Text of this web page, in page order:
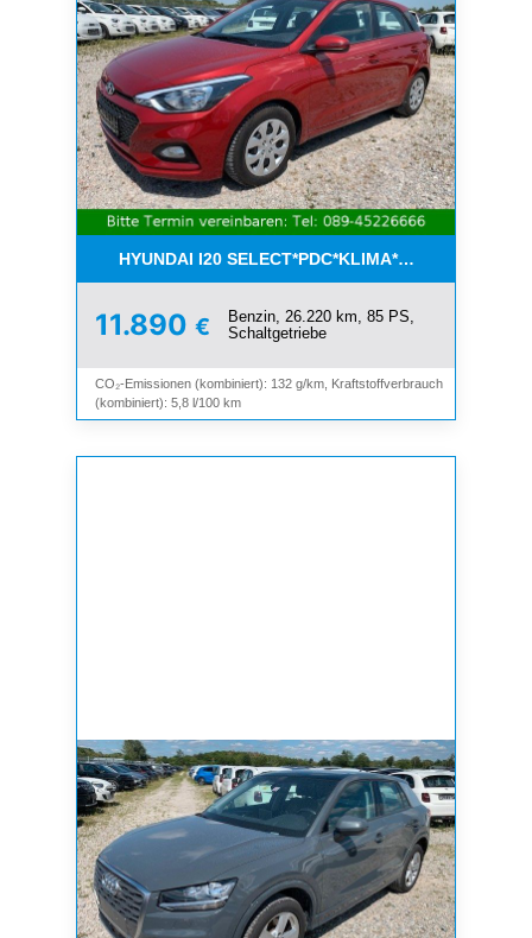
HYUNDAI I20 SELECT*PDC*KLIMA*ESP*8-
11.890 €
Benzin, 26.220 km, 85 PS,
Schaltgetriebe
CO₂-Emissionen (kombiniert): 132 g/km, Kraftstoffverbrauch
(kombiniert): 5,8 l/100 km